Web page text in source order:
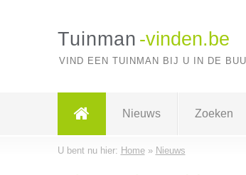
Tuinman -vinden.be
VIND EEN TUINMAN BIJ U IN DE
Nieuws Zoeken
U bent nu hier: Home» Nieuws